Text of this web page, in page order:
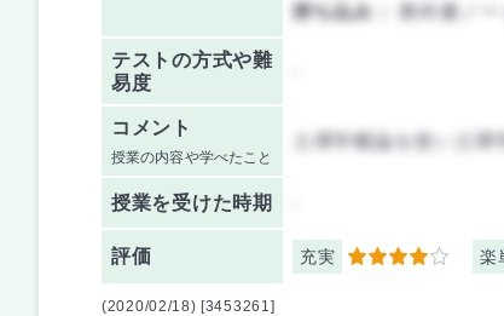
持ち込み：
教科書ノー
テストの方式や難
易度
コメント
授業の内容や学べたこと
土壌学概論を使い土壌
授業を受けた時期
評価 充実 4 楽
(2020/02/18) [3453261]